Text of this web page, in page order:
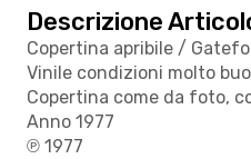
Descrizione
Copertina apribile /
Vinile condizioni molto
Copertina come da foto,
Anno 1977
℗ 1977